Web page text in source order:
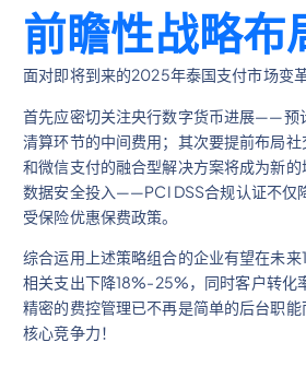
前瞻性战略布
面对即将到来的2025年泰国支付市场变革
首先应密切关注央行数字货币进展——预
清算环节的中间费用；其次要提前布局
和微信支付的融合型解决方案将成为新
数据安全投入——PCI DSS合规认证不仅
受保险优惠保费政策。
综合运用上述策略组合的企业有望在未
相关支出下降18%-25%，同时客户转化
精密的费控管理已不再是简单的后台职
核心竞争力！